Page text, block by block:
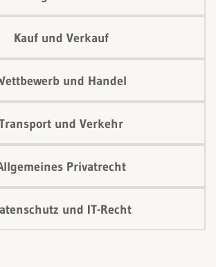
Kauf und Verkauf
und Handel
und Verkehr
Privatrecht
und IT-Recht